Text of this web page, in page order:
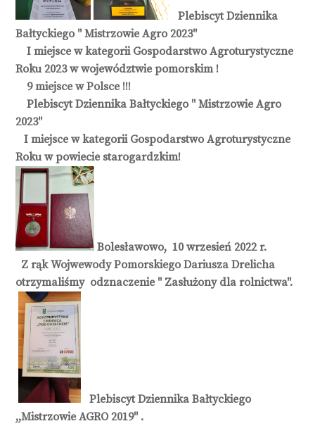
Plebiscyt Dziennika
Bałtyckiego " Mistrzowie Agro 2023"
I miejsce w kategorii Gospodarstwo Agroturystyczne
Roku 2023 w województwie pomorskim !
9 miejsce w Polsce !!!
Plebiscyt Dziennika Bałtyckiego '' Mistrzowie Agro
2023"
I miejsce w kategorii Gospodarstwo Agroturystyczne
Roku w powiecie starogardzkim!
Bolesławowo, 10 wrzesień 2022 r.
Z rąk Wojwewody Pomorskiego Dariusza Drelicha
otrzymaliśmy odznaczenie " Zasłużony dla rolnictwa".
Plebiscyt Dziennika Bałtyckiego
,,Mistrzowie AGRO 2019'' .